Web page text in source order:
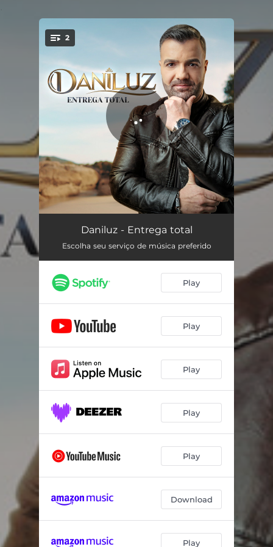
2
Preciso de ti
A Porta vai ficar aberta 03:35
Daniluz - Entrega total
Escolha seu serviço de música preferido
Play
Play
Play
Play
Play
Download
Play